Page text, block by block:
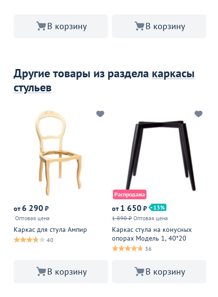
В корзину В корзину
Другие товары из раздела каркасы
стульев
от 6 290 ₽
Оптовая цена
Каркас для стула Ампир
40
В корзину
Распродажа
от 1 650 ₽
13
1 890 ₽ Оптовая цена
Каркас стула на конусных
опорах Модель 1, 40*20
36
В корзину